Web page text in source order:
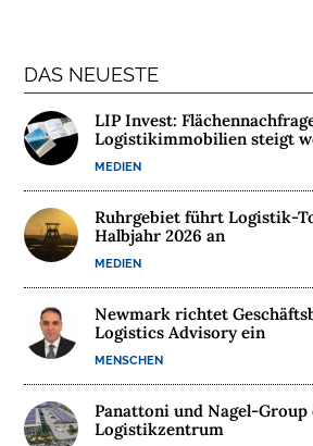
R
E
H
M
N
W
E
B
I
N
A
R
DAS NEUESTE
LIP Invest:
Logistikimmobilien steigt
MEDIEN
Ruhrgebiet führt Logistik-
Halbjahr 2026 an
MEDIEN
Newmark richtet
Logistics Advisory ein
MENSCHEN
Panattoni und Nagel-
Logistikzentrum